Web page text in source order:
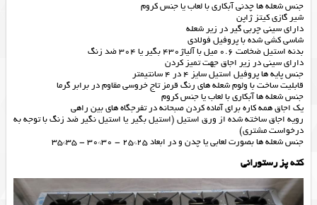
جنس شعله ها چدنی آبکاری با لعاب یا جنس کروم
شیر گازی کیتز ژاپن
دارای سینی چربی گیر در زیر شعله
شاسی کشی شده با پروفیل فولادی
بدنه استیل ضخامت 0.6 میل با آلیاژ430 بگیر یا 304 ضد زنگ
دارای سینی در زیر اجاق جهت تمیز کردن
جنس پایه ها پروفیل استیل سایز 4 در 4 سانتیمتر
قابلیت ساخت با ولوم شعله های رنگ قرمز تاج خروسی مقاوم در برابر گرما
جنس شعله ها آبکاری با لعاب یا جنس کروم
یک اجاق همه کاره برای آماده کردن صبحانه در تفرجگاه های بین راهی
رویه اجاق ساخته شده از ورق استیل (استیل بگیر یا استیل نگیر ضد زنگ با توجه به
درخواست مشتری)
جنس شعله ها بصورت لعابی یا چدن و در ابعاد 25*25 – 30*30 – 35*35
کته پز رستورانی